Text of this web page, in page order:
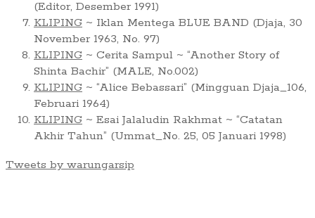
(Editor, Desember 1991)
KLIPING ~ Iklan Mentega BLUE BAND (Djaja, 30
November 1963, No. 97)
KLIPING ~ Cerita Sampul ~ “Another Story of
Shinta Bachir” (MALE, No.002)
KLIPING ~ “Alice Bebassari” (Mingguan Djaja_106,
Februari 1964)
KLIPING ~ Esai Jalaludin Rakhmat ~ “Catatan
Akhir Tahun” (Ummat_No. 25, 05 Januari 1998)
Tweets by warungarsip